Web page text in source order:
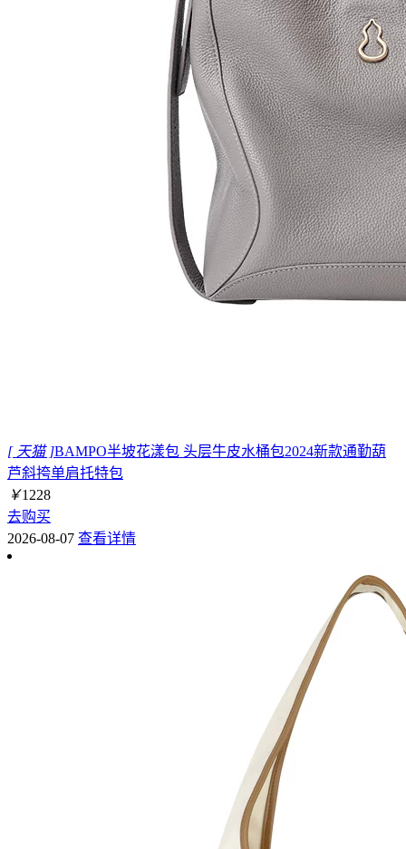
[ 天猫 ]BAMPO半坡花漾包 头层牛皮水桶包2024新款通勤葫
芦斜挎单肩托特包
￥1228
去购买
2026-08-07 查看详情